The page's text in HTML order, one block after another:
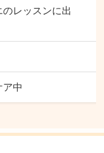
のレッスンに出
ア中